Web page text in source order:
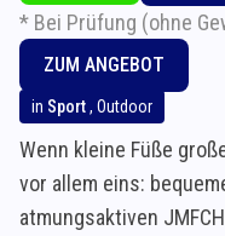
* Bei Prüfung (ohne
ZUM ANGEBOT
in Sport, Outdoor
Wenn kleine Füße
vor allem eins:
atmungsaktiven